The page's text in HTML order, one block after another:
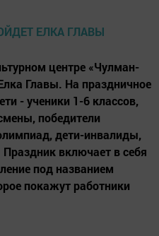
центре «Чулман-
Главы. На праздничное
- ученики 1-6 классов,
победители
дети-инвалиды,
включает в себя
под названием
покажут работники